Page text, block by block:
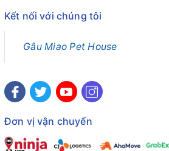
Kết nối với chúng tôi
Gâu Miao Pet House
Đơn vị vận chuyển